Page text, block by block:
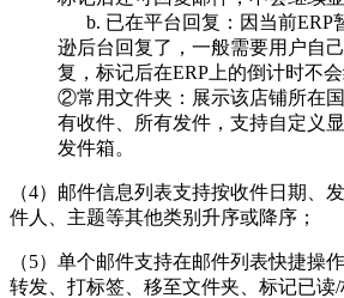
b. 已在平台回复：因当前ERP
逊后台回复了，一般需要用户自
复，标记后在ERP上的倒计时不会
②常用文件夹：展示该店铺所在
有收件、所有发件，支持自定义
发件箱。
（4）邮件信息列表支持按收件日期、
件人、主题等其他类别升序或降序；
（5）单个邮件支持在邮件列表快捷操
转发、打标签、移至文件夹、标记已读/